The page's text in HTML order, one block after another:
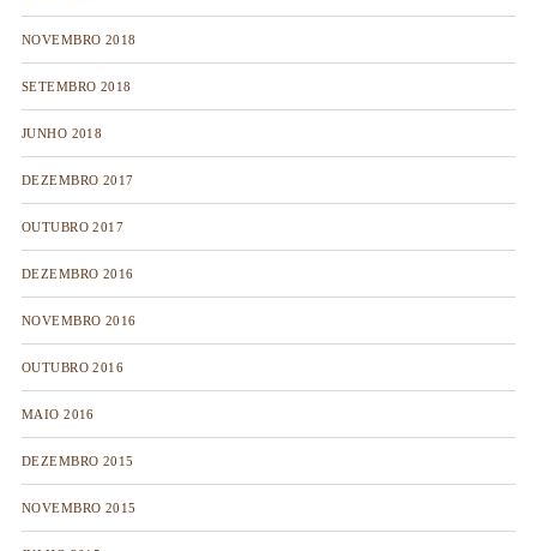
NOVEMBRO 2018
SETEMBRO 2018
JUNHO 2018
DEZEMBRO 2017
OUTUBRO 2017
DEZEMBRO 2016
NOVEMBRO 2016
OUTUBRO 2016
MAIO 2016
DEZEMBRO 2015
NOVEMBRO 2015